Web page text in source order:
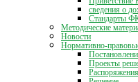
сведения о
Стандарты
Методические
Новости
Нормативно-
Проекты
Распоряжения